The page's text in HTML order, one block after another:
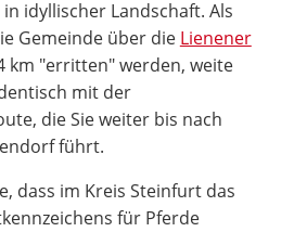
idyllischer Landschaft. Als
Gemeinde über die Lienener
km "erritten" werden, weite
mit der
die Sie weiter bis nach
führt.
dass im Kreis Steinfurt das
für Pferde